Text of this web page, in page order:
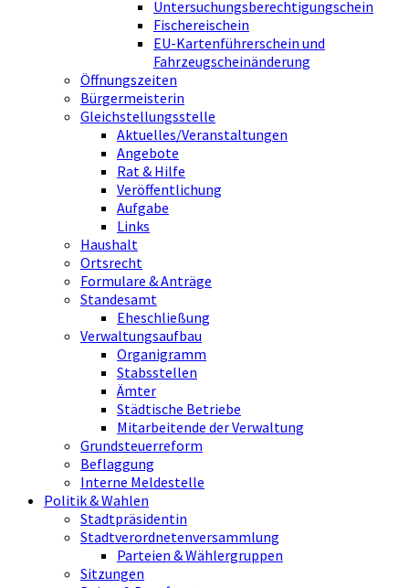
Untersuchungsberechtigungschein
Fischereischein
EU-Kartenführerschein und
Fahrzeugscheinänderung
Öffnungszeiten
Bürgermeisterin
Gleichstellungsstelle
Aktuelles/Veranstaltungen
Angebote
Rat & Hilfe
Veröffentlichung
Aufgabe
Links
Haushalt
Ortsrecht
Formulare & Anträge
Standesamt
Eheschließung
Verwaltungsaufbau
Organigramm
Stabsstellen
Ämter
Städtische Betriebe
Mitarbeitende der Verwaltung
Grundsteuerreform
Beflaggung
Interne Meldestelle
Politik & Wahlen
Stadtpräsidentin
Stadtverordnetenversammlung
Parteien & Wählergruppen
Sitzungen